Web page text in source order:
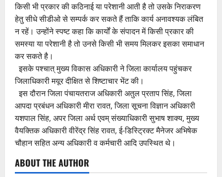
किसी भी प्रकार की कठिनाई या परेशानी आती है तो उसके निराकरण
हेतु सीधे सीडीओ से सम्पर्क कर सकते हैं ताकि कार्य अनावश्यक लंबित
न रहें। उन्होंने स्पष्ट कहा कि कार्यों के संपादन में किसी प्रकार की
समस्या या परेशानी है तो उनसे किसी भी समय मिलकर इसका समाधान
कर सकते है।
इसके पश्चात् मुख्य विकास अधिकारी ने जिला कार्यालय पहुंचकर
जिलाधिकारी मयूर दीक्षित से शिष्टाचार भेंट की।
इस दौरान जिला पंचायतराज अधिकारी अतुल प्रताप सिंह, जिला
आपदा प्रबंधन अधिकारी मीरा रावत, जिला सूचना विज्ञान अधिकारी
यशपाल सिंह, अपर जिला अर्थ एवम् संख्याधिकारी सुभाष शाक्य, मुख्य
वैयक्तिक अधिकारी वीरेंद्र सिंह रावत, ई-डिस्ट्रिक्ट मैनेजर अभिषेक
चौहान सहित अन्य अधिकारी व कर्मचारी आदि उपस्थित थे।
ABOUT THE AUTHOR